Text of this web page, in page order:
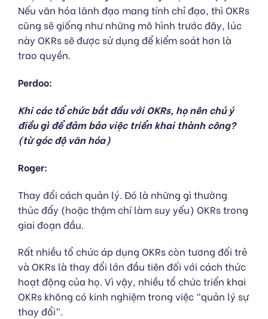
Nếu văn hóa lãnh đạo mang tính chỉ đạo, thì OKRs
cũng sẽ giống như những mô hình trước đây, lúc
này OKRs sẽ được sử dụng để kiểm soát hơn là
trao quyền.
Perdoo:
Khi các tổ chức bắt đầu với OKRs, họ nên chú ý
điều gì để đảm bảo việc triển khai thành công?
(từ góc độ văn hóa)
Roger:
Thay đổi cách quản lý. Đó là những gì thường
thúc đẩy (hoặc thậm chí làm suy yếu) OKRs trong
giai đoạn đầu.
Rất nhiều tổ chức áp dụng OKRs còn tương đối trẻ
và OKRs là thay đổi lớn đầu tiên đối với cách thức
hoạt động của họ. Vì vậy, nhiều tổ chức triển khai
OKRs không có kinh nghiệm trong việc “quản lý sự
thay đổi”.